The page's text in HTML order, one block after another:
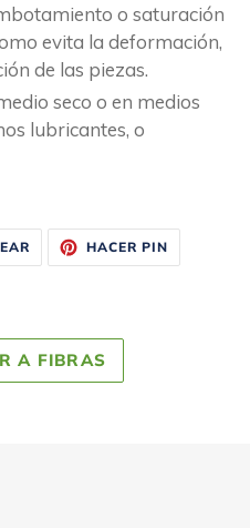
o saturación
evita la deformación,
de las piezas.
seco o en medios
lubricantes, o
TUITEAR
TWITTER
HACER PINPINEAR
EN
PINTEREST
A FIBRAS